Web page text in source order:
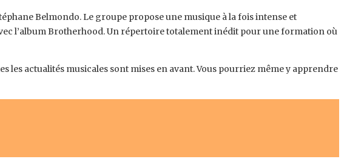
Belmondo. Le groupe propose une musique à la fois intense et
l’album Brotherhood. Un répertoire totalement inédit pour une formation où
les actualités musicales sont mises en avant. Vous pourriez même y apprendre